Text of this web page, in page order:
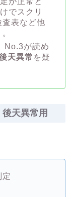
でスクリ
査表など他
No.3が読め
天異常 を疑
天異常用
定